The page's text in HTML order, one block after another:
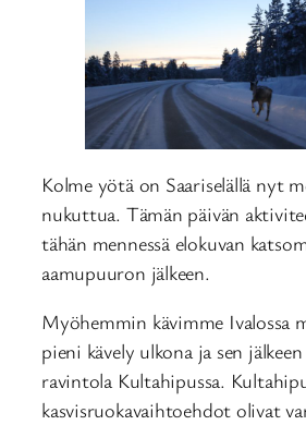
Kolme yötä on Saariselällä nyt
nukuttua. Tämän päivän
tähän mennessä elokuvan
aamupuuron jälkeen.
Myöhemmin kävimme Ivalossa
pieni kävely ulkona ja sen
ravintola Kultahipussa.
kasvisruokavaihtoehdot olivat